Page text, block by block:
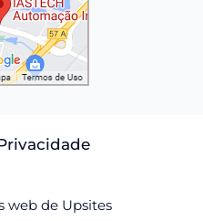
web de Upsites